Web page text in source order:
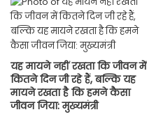
यह मायने नहीं रखता कि जीवन में
कितने दिन जी रहे हैं, बल्कि यह
मायने रखता है कि हमने कैसा
जीवन जिया: मुख्यमंत्री